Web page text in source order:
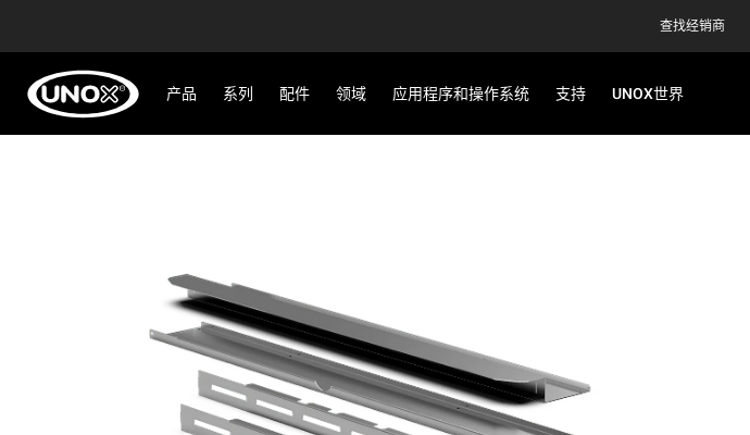
查找经销商
产品 系列 配件 领域 应用程序和操作系统 支持 UNOX世界